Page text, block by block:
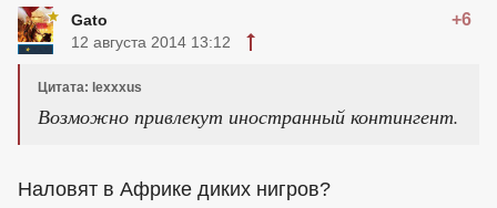
Gato +6
12 августа 2014 13:12
Цитата: lexxxus
Возможно привлекут иностранный контингент.
Наловят в Африке диких нигров?